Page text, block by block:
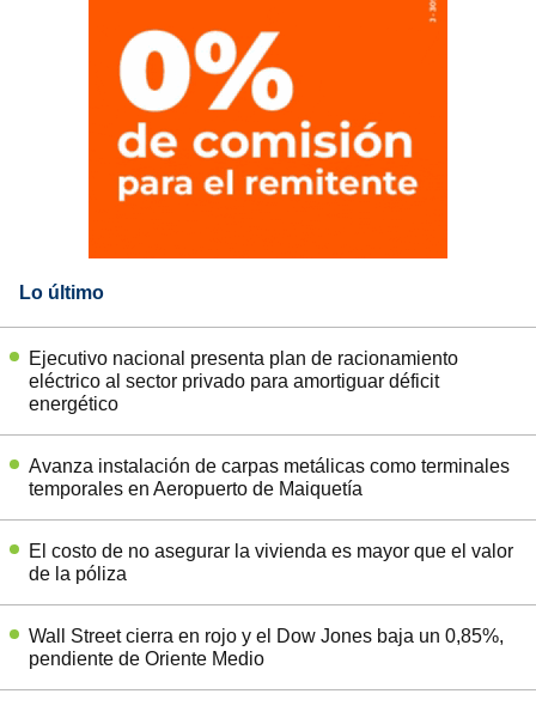
Lo último
Ejecutivo nacional presenta plan de racionamiento
eléctrico al sector privado para amortiguar déficit
energético
Avanza instalación de carpas metálicas como terminales
temporales en Aeropuerto de Maiquetía
El costo de no asegurar la vivienda es mayor que el valor
de la póliza
Wall Street cierra en rojo y el Dow Jones baja un 0,85%,
pendiente de Oriente Medio